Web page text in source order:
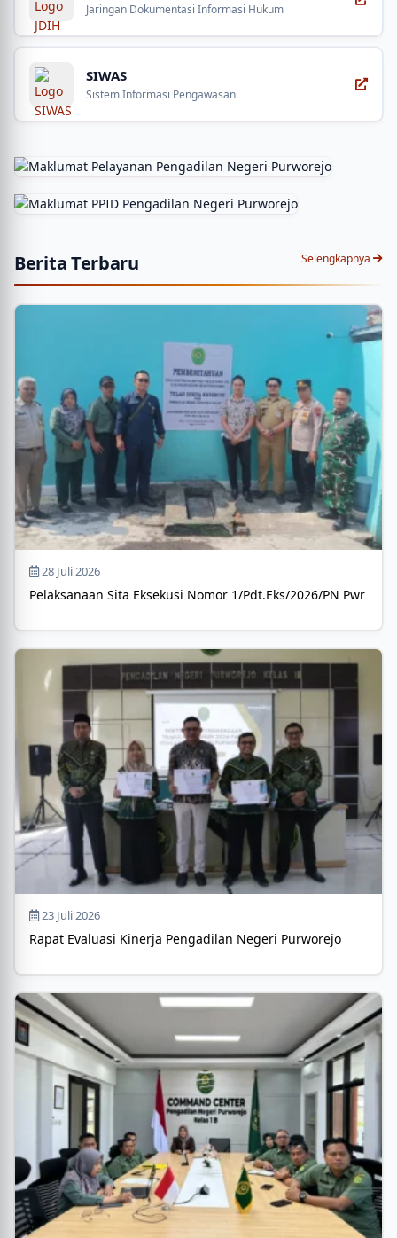
Jaringan Dokumentasi Informasi Hukum
SIWAS
Sistem Informasi Pengawasan
Maklumat Pengadilan Negeri Purworejo
Berita Terbaru Selengkapnya
28 Juli 2026
Pelaksanaan Sita Eksekusi Nomor 1/Pdt.Eks/2026/PN Pwr
23 Juli 2026
Rapat Evaluasi Kinerja Pengadilan Negeri Purworejo